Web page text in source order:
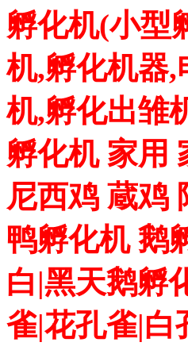
孵化机(小型
机,孵化机器,
机,孵化出雏
孵化机 家用
尼西鸡 蔵鸡
鸭孵化机 鹅
白|黑天鹅孵
雀|花孔雀|白